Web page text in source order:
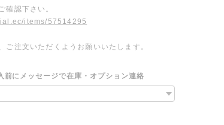
確認下さい。
items/57514295
注文いただくようお願いいたします。
にメッセージで在庫・オプション連絡